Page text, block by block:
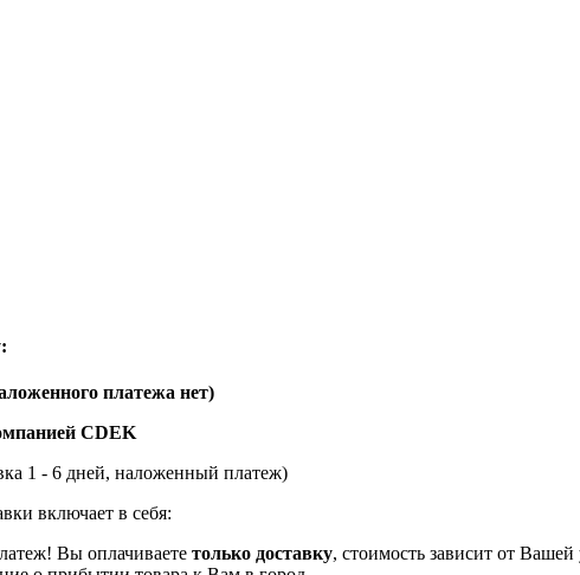
платежа нет)
CDEK
1 - 6 дней, наложенный платеж)
включает в себя:
Вы оплачиваете только доставку, стоимость зависит от